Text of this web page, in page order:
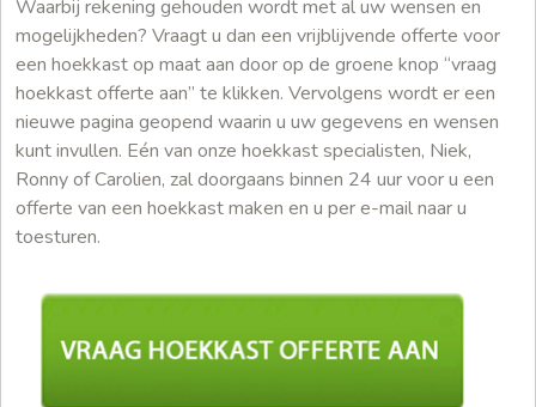
Waarbij rekening gehouden wordt met al uw wensen en
mogelijkheden? Vraagt u dan een vrijblijvende offerte voor
een hoekkast op maat aan door op de groene knop “vraag
hoekkast offerte aan” te klikken. Vervolgens wordt er een
nieuwe pagina geopend waarin u uw gegevens en wensen
kunt invullen. Eén van onze hoekkast specialisten, Niek,
Ronny of Carolien, zal doorgaans binnen 24 uur voor u een
offerte van een hoekkast maken en u per e-mail naar u
toesturen.